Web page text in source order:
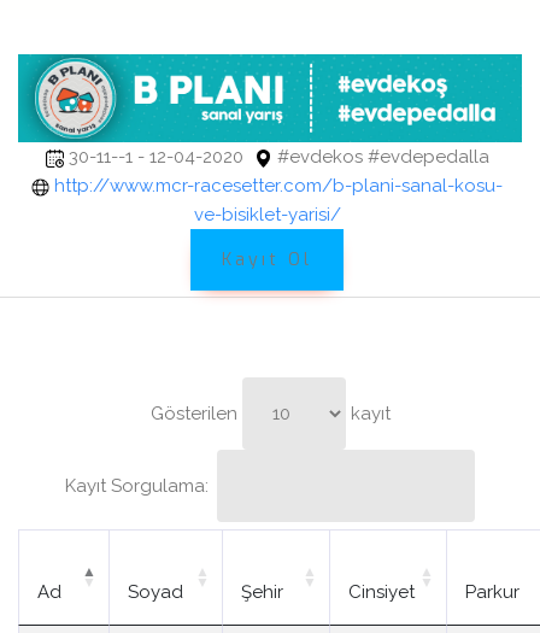
30-11--1 - 12-04-2020
#evdekos #evdepedalla
http://www.mcr-racesetter.com/b-plani-sanal-kosu-
ve-bisiklet-yarisi/
Kayıt Ol
Gösterilen kayıt
Kayıt Sorgulama:
Ad Soyad Şehir Cinsiyet Parkur